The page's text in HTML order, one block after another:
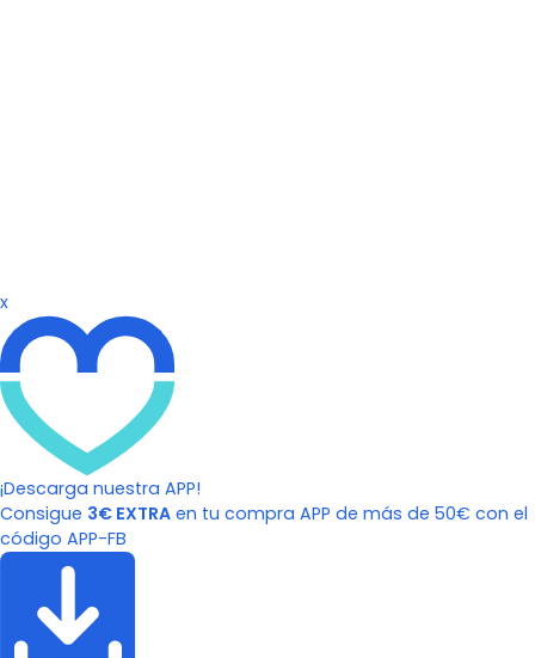
x
¡Descarga nuestra APP!
Consigue 3€ EXTRA en tu compra APP de más de 50€ con el
código APP-FB